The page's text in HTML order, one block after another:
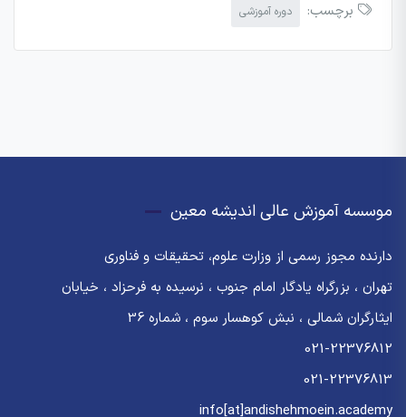
برچسب: دوره آموزشی
موسسه آموزش عالی اندیشه معین
دارنده مجوز رسمی از وزارت علوم، تحقیقات و فناوری
تهران ، بزرگراه یادگار امام جنوب ، نرسیده به فرحزاد ، خیابان
ایثارگران شمالی ، نبش کوهسار سوم ، شماره 36
021-22376812
021-22376813
info[at]andishehmoein.academy